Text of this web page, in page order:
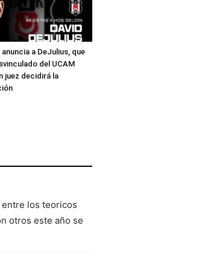
a DeJulius, que
del UCAM
juez decidirá la
los teoricos
otros este año se